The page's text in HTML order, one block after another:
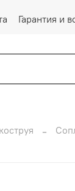
Гарантия и